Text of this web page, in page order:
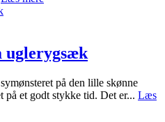
uglerygsæk
på den lille skønne
på et godt stykke tid. Det er... Læs